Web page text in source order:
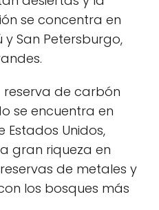
se concentra en
San Petersburgo,
de carbón
se encuentra en
Estados Unidos,
gran riqueza en
de metales y
los bosques más